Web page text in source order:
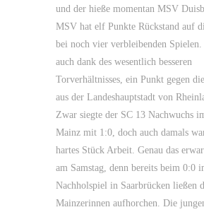
und der hieße momentan MSV
MSV hat elf Punkte Rückstand auf
bei noch vier verbleibenden
auch dank des wesentlich besseren
Torverhältnisses, ein Punkt gegen
aus der Landeshauptstadt von
Zwar siegte der SC 13 Nachwuchs
Mainz mit 1:0, doch auch damals
hartes Stück Arbeit. Genau das
am Samstag, denn bereits beim 0:0
Nachholspiel in Saarbrücken ließen
Mainzerinnen aufhorchen. Die